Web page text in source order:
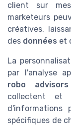
client sur
marketeurs
créatives,
des données et
La
par l'analyse
robo advisors
collectent et
d'informations
spécifiques de